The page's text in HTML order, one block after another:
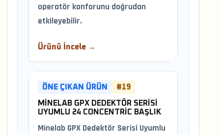
operatör konforunu doğrudan
etkileyebilir.
Ürünü İncele →
ÖNE ÇIKAN ÜRÜN #19
MINELAB GPX DEDEKTÖR SERISI
UYUMLU 24 CONCENTRIC BAŞLIK
Minelab GPX Dedektör Serisi Uyumlu